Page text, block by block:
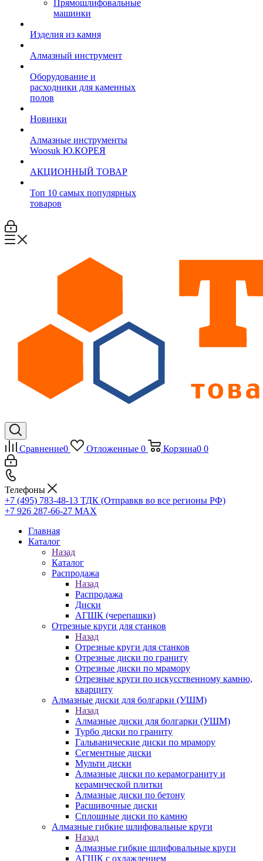
Прямошлифовальные
машинки
Изделия из камня
Алмазный инструмент
Оборудование и
расходники для каменных
полов
Новинки
Алмазные инструменты
Woosuk Ю.КОРЕЯ
АКЦИОННЫЙ ТОВАР
Топ 10 самых популярных
товаров
Сравнение0 Отложенные 0 Корзина0 0
Телефоны
+7 (495) 783-48-13 ТДК (Отправкв во все регионы РФ)
+7 926 287-66-27 МАХ
Главная
Каталог
Назад
Каталог
Распродажа
Назад
Распродажа
Диски
АГШК (черепашки)
Отрезные круги для станков
Назад
Отрезные круги для станков
Отрезные диски по граниту
Отрезные диски по мрамору
Отрезные круги по искусственному камню,
кварциту
Алмазные диски для болгарки (УШМ)
Назад
Алмазные диски для болгарки (УШМ)
Турбо диски по граниту
Гальванические диски по мрамору
Сегментные диски
Мульти диски
Алмазные диски по керамограниту и
керамической плитки
Алмазные диски по бетону
Расшивочные диски
Сплошные диски по камню
Алмазные гибкие шлифовальные круги
Назад
Алмазные гибкие шлифовальные круги
АГШК с охлаждением